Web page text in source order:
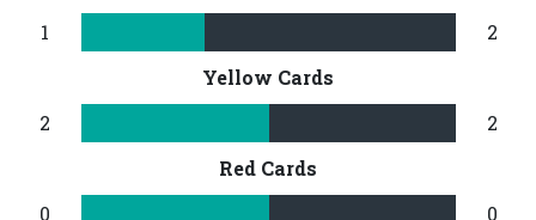
1
2
Yellow Cards
2
2
Red Cards
0
0